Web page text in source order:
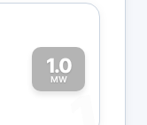
1.0
MW